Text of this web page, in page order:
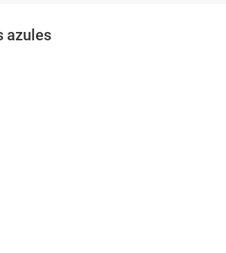
azules